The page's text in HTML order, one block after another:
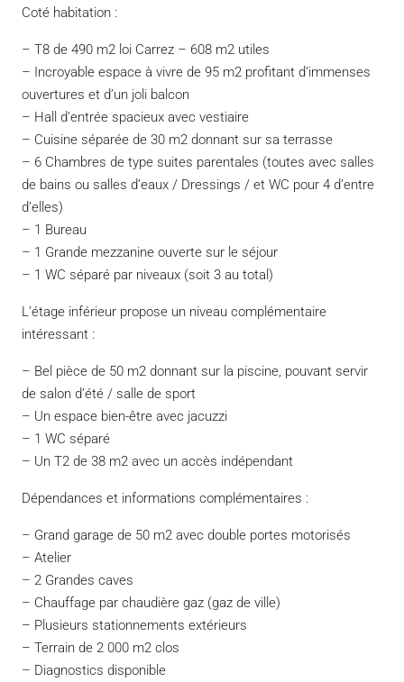
Coté habitation :
– T8 de 490 m2 loi Carrez – 608 m2 utiles
– Incroyable espace à vivre de 95 m2 profitant d’immenses
ouvertures et d’un joli balcon
– Hall d’entrée spacieux avec vestiaire
– Cuisine séparée de 30 m2 donnant sur sa terrasse
– 6 Chambres de type suites parentales (toutes avec salles
de bains ou salles d’eaux / Dressings / et WC pour 4 d’entre
d’elles)
– 1 Bureau
– 1 Grande mezzanine ouverte sur le séjour
– 1 WC séparé par niveaux (soit 3 au total)
L’étage inférieur propose un niveau complémentaire
intéressant :
– Bel pièce de 50 m2 donnant sur la piscine, pouvant servir
de salon d’été / salle de sport
– Un espace bien-être avec jacuzzi
– 1 WC séparé
– Un T2 de 38 m2 avec un accès indépendant
Dépendances et informations complémentaires :
– Grand garage de 50 m2 avec double portes motorisés
– Atelier
– 2 Grandes caves
– Chauffage par chaudière gaz (gaz de ville)
– Plusieurs stationnements extérieurs
– Terrain de 2 000 m2 clos
– Diagnostics disponible